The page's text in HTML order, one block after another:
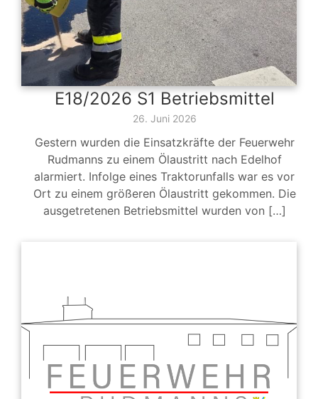
E18/2026 S1 Betriebsmittel
26. Juni 2026
Gestern wurden die Einsatzkräfte der Feuerwehr
Rudmanns zu einem Ölaustritt nach Edelhof
alarmiert. Infolge eines Traktorunfalls war es vor
Ort zu einem größeren Ölaustritt gekommen. Die
ausgetretenen Betriebsmittel wurden von […]